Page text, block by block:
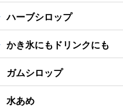
販促
氷旗 のぼり 横幕
かき氷書籍
かき氷コレクション
ハーブシロップ
かき氷にもドリンクにも
ガムシロップ
水あめ